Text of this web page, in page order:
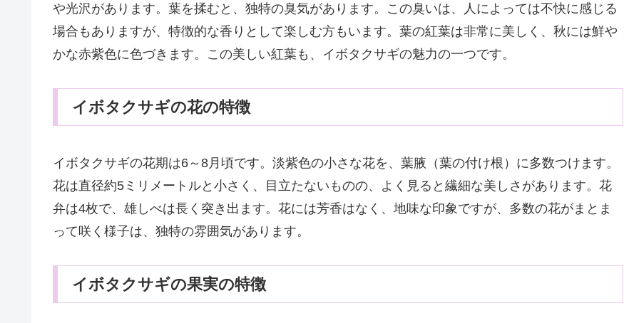
や光沢があります。葉を揉むと、独特の臭気があります。この臭いは、人によっては不快に感じる
場合もありますが、特徴的な香りとして楽しむ方もいます。葉の紅葉は非常に美しく、秋には鮮や
かな赤紫色に色づきます。この美しい紅葉も、イボタクサギの魅力の一つです。
イボタクサギの花の特徴
イボタクサギの花期は6～8月頃です。淡紫色の小さな花を、葉腋（葉の付け根）に多数つけます。
花は直径約5ミリメートルと小さく、目立たないものの、よく見ると繊細な美しさがあります。花
弁は4枚で、雄しべは長く突き出ます。花には芳香はなく、地味な印象ですが、多数の花がまとま
って咲く様子は、独特の雰囲気があります。
イボタクサギの果実の特徴